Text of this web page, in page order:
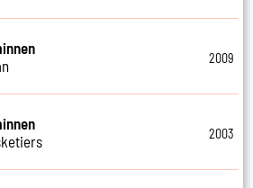
2009
2003